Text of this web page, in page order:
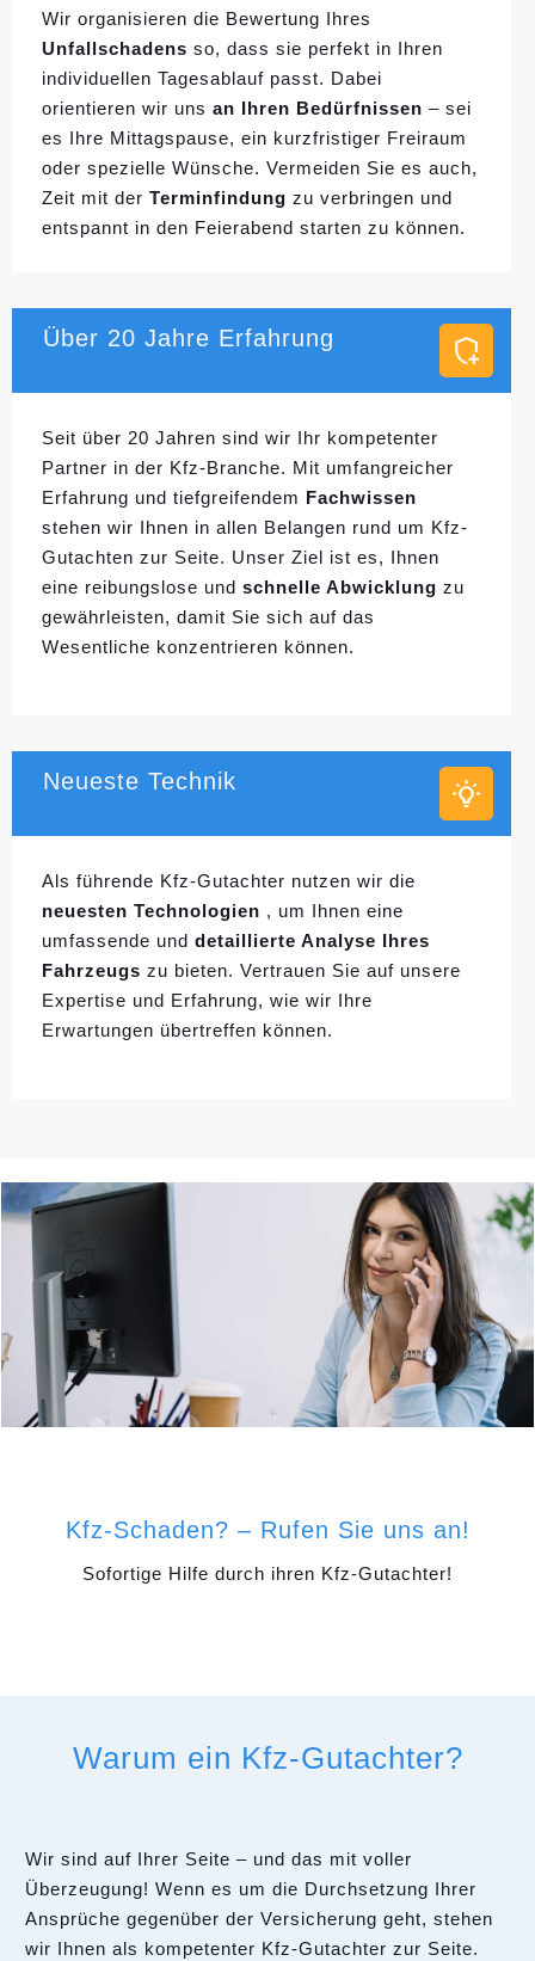
Wir organisieren die Bewertung Ihres
Unfallschadens so, dass sie perfekt in Ihren
individuellen Tagesablauf passt. Dabei
orientieren wir uns an Ihren Bedürfnissen – sei
es Ihre Mittagspause, ein kurzfristiger Freiraum
oder spezielle Wünsche. Vermeiden Sie es auch,
Zeit mit der Terminfindung zu verbringen und
entspannt in den Feierabend starten zu können.
Über 20 Jahre Erfahrung
Seit über 20 Jahren sind wir Ihr kompetenter
Partner in der Kfz-Branche. Mit umfangreicher
Erfahrung und tiefgreifendem Fachwissen
stehen wir Ihnen in allen Belangen rund um Kfz-
Gutachten zur Seite. Unser Ziel ist es, Ihnen
eine reibungslose und schnelle Abwicklung zu
gewährleisten, damit Sie sich auf das
Wesentliche konzentrieren können.
Neueste Technik
Als führende Kfz-Gutachter nutzen wir die
neuesten Technologien , um Ihnen eine
umfassende und detaillierte Analyse Ihres
Fahrzeugs zu bieten. Vertrauen Sie auf unsere
Expertise und Erfahrung, wie wir Ihre
Erwartungen übertreffen können.
Kfz-Schaden? – Rufen Sie uns an!
Sofortige Hilfe durch ihren Kfz-Gutachter!
Warum ein Kfz-Gutachter?
Wir sind auf Ihrer Seite – und das mit voller
Überzeugung! Wenn es um die Durchsetzung Ihrer
Ansprüche gegenüber der Versicherung geht, stehen
wir Ihnen als kompetenter Kfz-Gutachter zur Seite.